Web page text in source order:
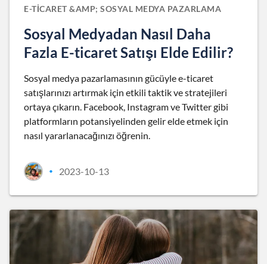
E-TICARET &AMP; SOSYAL MEDYA PAZARLAMA
Sosyal Medyadan Nasıl Daha
Fazla E-ticaret Satışı Elde Edilir?
Sosyal medya pazarlamasının gücüyle e-ticaret
satışlarınızı artırmak için etkili taktik ve stratejileri
ortaya çıkarın. Facebook, Instagram ve Twitter gibi
platformların potansiyelinden gelir elde etmek için
nasıl yararlanacağınızı öğrenin.
• 2023-10-13